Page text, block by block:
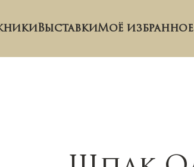
ВыставкиМоё избранное